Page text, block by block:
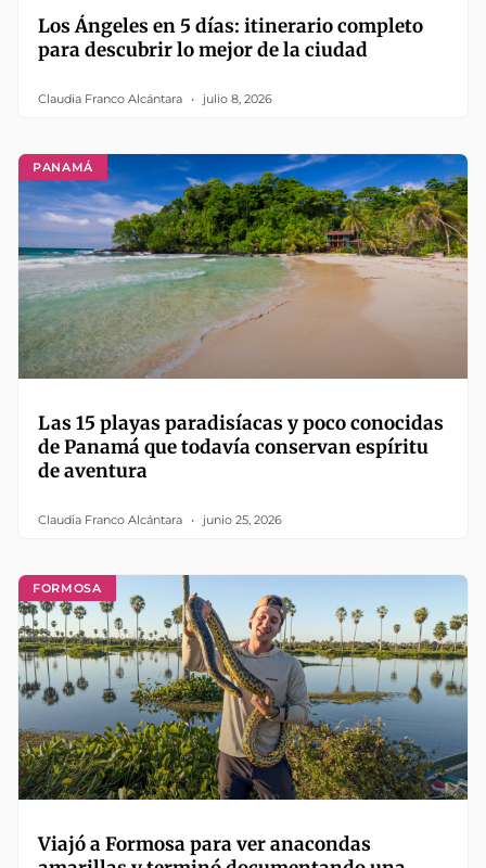
Los Ángeles en 5 días: itinerario completo
para descubrir lo mejor de la ciudad
Claudia Franco Alcántara julio 8, 2026
PANAMÁ
Las 15 playas paradisíacas y poco conocidas
de Panamá que todavía conservan espíritu
de aventura
Claudia Franco Alcántara junio 25, 2026
FORMOSA
Viajó a Formosa para ver anacondas